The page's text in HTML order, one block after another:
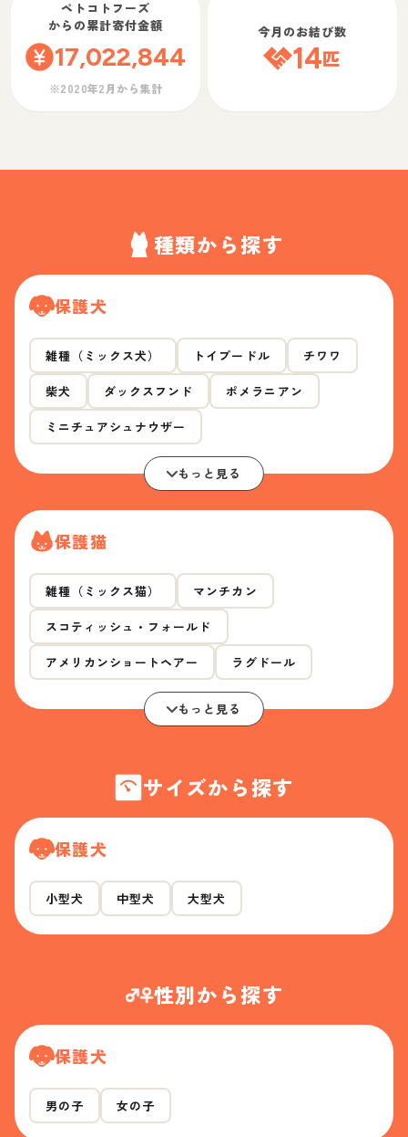
ペトコトフーズ
からの累計寄付金額
17,022,844
※2020年2月から集計
今月のお結び数
14匹
種類から探す
保護犬
雑種（ミックス犬） トイプードル チワワ
柴犬 ダックスフンド ポメラニアン
ミニチュアシュナウザー
もっと見る
保護猫
雑種（ミックス猫） マンチカン
スコティッシュ・フォールド
アメリカンショートヘアー ラグドール
もっと見る
サイズから探す
保護犬
小型犬 中型犬 大型犬
性別から探す
保護犬
男の子 女の子